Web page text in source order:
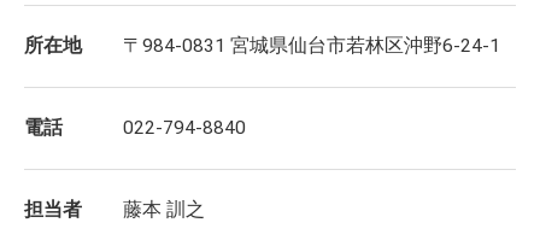
所在地 〒984-0831 宮城県仙台市若林区沖野6-24-1
電話 022-794-8840
担当者 藤本 訓之